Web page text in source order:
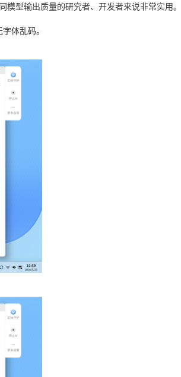
模型输出质量的研究者、开发者来说非常实用。
体乱码。